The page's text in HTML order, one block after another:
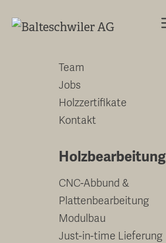
zum
Team
Jobs
Holzzertifikate
Kontakt
Holzbearbeitung
CNC-Abbund &
Plattenbearbeitung
Modulbau
Just-in-time Lieferung